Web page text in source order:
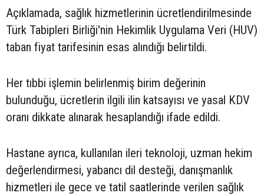
Açıklamada, sağlık hizmetlerinin ücretlendirilmesinde
Türk Tabipleri Birliği'nin Hekimlik Uygulama Veri (HUV)
taban fiyat tarifesinin esas alındığı belirtildi.
Her tıbbi işlemin belirlenmiş birim değerinin
bulunduğu, ücretlerin ilgili ilin katsayısı ve yasal KDV
oranı dikkate alınarak hesaplandığı ifade edildi.
Hastane ayrıca, kullanılan ileri teknoloji, uzman hekim
değerlendirmesi, yabancı dil desteği, danışmanlık
hizmetleri ile gece ve tatil saatlerinde verilen sağlık